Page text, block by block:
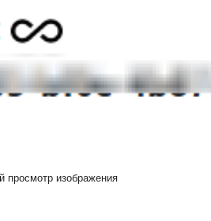
просмотр изображения